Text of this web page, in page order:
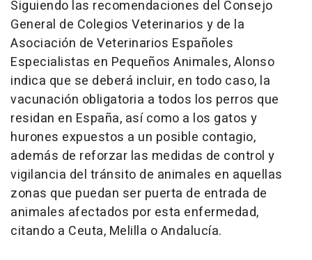
Siguiendo las recomendaciones del Consejo
General de Colegios Veterinarios y de la
Asociación de Veterinarios Españoles
Especialistas en Pequeños Animales, Alonso
indica que se deberá incluir, en todo caso, la
vacunación obligatoria a todos los perros que
residan en España, así como a los gatos y
hurones expuestos a un posible contagio,
además de reforzar las medidas de control y
vigilancia del tránsito de animales en aquellas
zonas que puedan ser puerta de entrada de
animales afectados por esta enfermedad,
citando a Ceuta, Melilla o Andalucía.